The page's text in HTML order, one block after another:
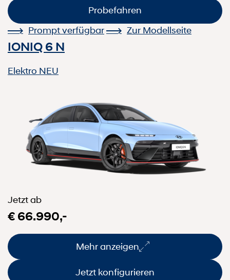
Probefahren
Prompt verfügbar
Zur Modellseite
IONIQ 6 N
Elektro NEU
Jetzt ab
€ 66.990,-
Mehr anzeigen
Jetzt konfigurieren